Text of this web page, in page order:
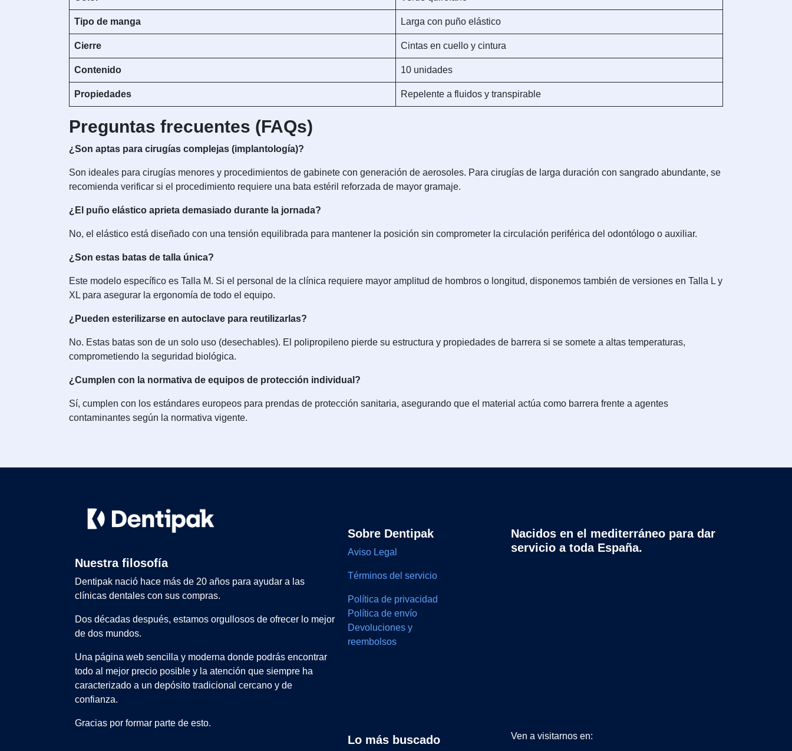
Tipo de manga Larga con puño elástico
Cierre Cintas en cuello y cintura
Contenido 10 unidades
Propiedades Repelente a fluidos y transpirable
Preguntas frecuentes (FAQs)
¿Son aptas para cirugías complejas (implantología)?
Son ideales para cirugías menores y procedimientos de gabinete con generación de aerosoles. Para cirugías de larga duración con sangrado abundante, se
recomienda verificar si el procedimiento requiere una bata estéril reforzada de mayor gramaje.
¿El puño elástico aprieta demasiado durante la jornada?
No, el elástico está diseñado con una tensión equilibrada para mantener la posición sin comprometer la circulación periférica del odontólogo o auxiliar.
¿Son estas batas de talla única?
Este modelo específico es Talla M. Si el personal de la clínica requiere mayor amplitud de hombros o longitud, disponemos también de versiones en Talla L y
XL para asegurar la ergonomía de todo el equipo.
¿Pueden esterilizarse en autoclave para reutilizarlas?
No. Estas batas son de un solo uso (desechables). El polipropileno pierde su estructura y propiedades de barrera si se somete a altas temperaturas,
comprometiendo la seguridad biológica.
¿Cumplen con la normativa de equipos de protección individual?
Sí, cumplen con los estándares europeos para prendas de protección sanitaria, asegurando que el material actúa como barrera frente a agentes
contaminantes según la normativa vigente.
Lo más buscado
Sobre Dentipak
Aviso Legal
Términos del servicio
Política de privacidad
Política de envío
Devoluciones y
reembolsos
Nacidos en el mediterráneo para dar
servicio a toda España.
Ven a visitarnos en:
Nuestra filosofía
Dentipak nació hace más de 20 años para ayudar a las
clínicas dentales con sus compras.
Dos décadas después, estamos orgullosos de ofrecer lo mejor
de dos mundos.
Una página web sencilla y moderna donde podrás encontrar
todo al mejor precio posible y la atención que siempre ha
caracterizado a un depósito tradicional cercano y de
confianza.
Gracias por formar parte de esto.